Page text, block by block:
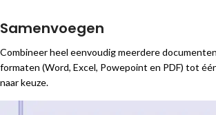
Samenvoegen
Combineer heel eenvoudig meerdere
formaten (Word, Excel, Powepoint en PDF) tot
naar keuze.